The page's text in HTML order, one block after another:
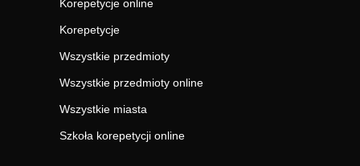
Korepetycje online
Korepetycje
Wszystkie przedmioty
Wszystkie przedmioty online
Wszystkie miasta
Szkoła korepetycji online